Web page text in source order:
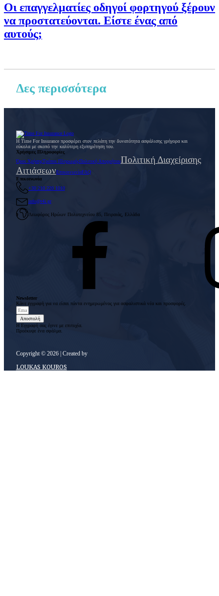
Οι επαγγελματίες οδηγοί φορτηγού ξέρουν
να προστατεύονται. Είστε ένας από
αυτούς;
Δες περισσότερα
Η Time For Insurance προσφέρει στον πελάτη την δυνατότητα ασφάλισης γρήγορα και
εύκολα με σκοπό την καλύτερη εξυπηρέτηση του.
Χρήσιμες Πληροφορίες
Όροι ΧρήσηςΤρόποι ΠληρωμήςΠολιτική ΑπορρήτουΠολιτική Διαχείρισης
ΑιτιάσεωνΕπικοινωνίαFAQ
Επικοινωνία
+30 210 220 1010
info@t4i.gr
Λεωφόρος Ηρώων Πολυτεχνείου 85, Πειραιάς, Ελλάδα
Newsletter
Κάνε εγγραφή για να είσαι πάντα ενημερωμένος για ασφαλιστικά νέα και προσφορές.
Αποστολή
Η Εγγραφή σας έγινε με επιτυχία.
Προέκυψε ένα σφάλμα.
Copyright © 2026 | Created by
LOUKAS KOUROS